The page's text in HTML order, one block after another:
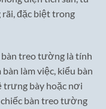
rãi, đặc biệt trong
treo tường là tính
làm việc, kiểu bàn
trưng bày hoặc nơi
bàn treo tường